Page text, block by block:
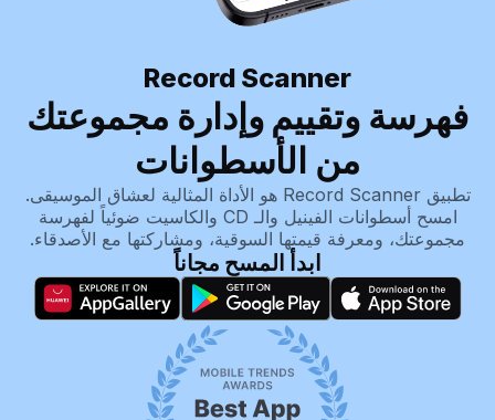
Record Scanner
فهرسة وتقييم وإدارة مجموعتك
من الأسطوانات
تطبيق Record Scanner هو الأداة المثالية لعشاق الموسيقى.
امسح أسطوانات الفينيل والـ CD والكاسيت ضوئياً لفهرسة
مجموعتك، ومعرفة قيمتها السوقية، ومشاركتها مع الأصدقاء.
ابدأ المسح مجاناً